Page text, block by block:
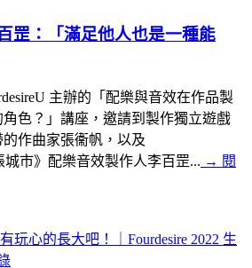
罡：「滿足他人也是一種能
主辦的「配樂與音效在作品製
色？」講座，邀請到製作獨立遊戲
的作曲家張衞帆，以及
城市》配樂音效製作人李百罡... → 閱
玩心的長大吧！｜Fourdesire 2022 生